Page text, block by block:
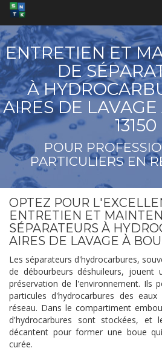
ENTRETIEN ET
DE
À
AIRES DE
13150
POUR
PARTICULIERS EN
OPTEZ POUR
ENTRETIEN ET
SÉPARATEURS À
AIRES DE LAVAGE À
Les séparateurs d'hydrocarbures,
de débourbeurs déshuileurs, jouent
préservation de l'environnement. Ils
particules d'hydrocarbures des
réseau. Dans le compartiment
d'hydrocarbures sont stockées, et
décantent pour former une boue
curée.